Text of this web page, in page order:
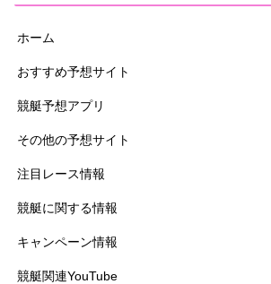
ホーム
おすすめ予想サイト
競艇予想アプリ
その他の予想サイト
注目レース情報
競艇に関する情報
キャンペーン情報
競艇関連YouTube